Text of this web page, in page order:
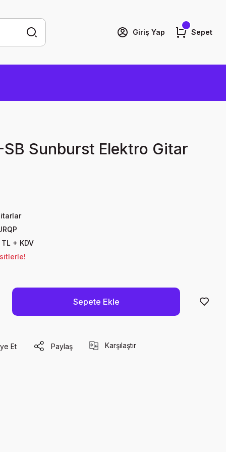
Giriş Yap Sepet
SB Sunburst Elektro Gitar
+ KDV
Sepete Ekle
Et Paylaş Karşılaştır